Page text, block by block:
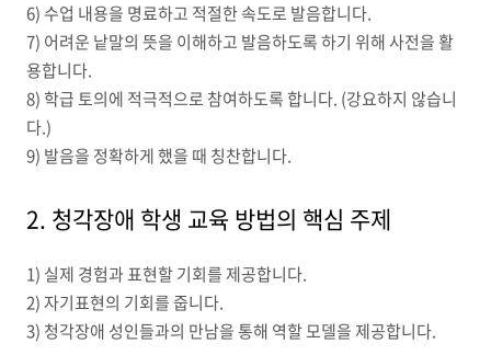
6) 수업 내용을 명료하고 적절한 속도로 발음합니다.
7) 어려운 낱말의 뜻을 이해하고 발음하도록 하기 위해 사전을 활
용합니다.
8) 학급 토의에 적극적으로 참여하도록 합니다. (강요하지 않습니
다.)
9) 발음을 정확하게 했을 때 칭찬합니다.
2. 청각장애 학생 교육 방법의 핵심 주제
1) 실제 경험과 표현할 기회를 제공합니다.
2) 자기표현의 기회를 줍니다.
3) 청각장애 성인들과의 만남을 통해 역할 모델을 제공합니다.